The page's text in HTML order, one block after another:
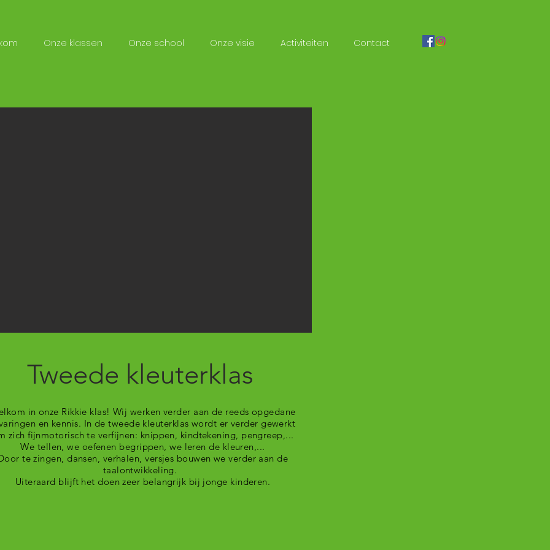
Onze klassen Onze school Onze visie Activiteiten Contact
Tweede kleuterklas
in onze Rikkie klas! Wij werken verder aan de reeds opgedane
en kennis. In de tweede kleuterklas wordt er verder gewerkt
zich fijnmotorisch te verfijnen: knippen, kindtekening, pengreep,...
We tellen, we oefenen begrippen, we leren de kleuren,...
te zingen, dansen, verhalen, versjes bouwen we verder aan de
taalontwikkeling.
Uiteraard blijft het doen zeer belangrijk bij jonge kinderen.